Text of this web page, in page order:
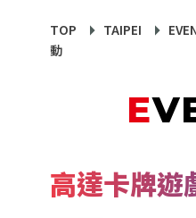
TOP TAIPEI
動
高達卡牌遊